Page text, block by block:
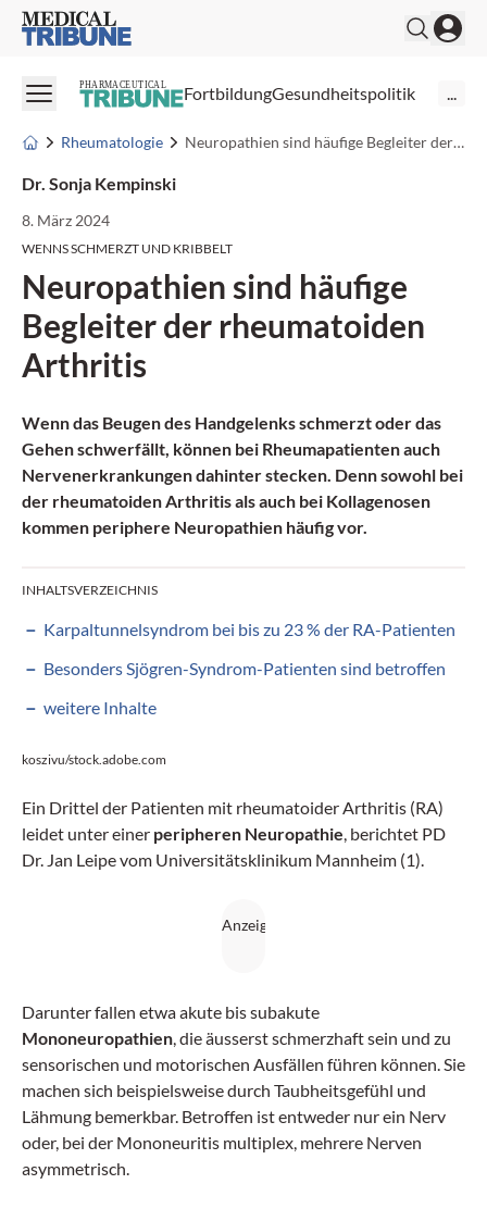
Medical Tribune
PHARMACEUTICAL FortbildungGesundheitspolitik ...
Rheumatologie Neuropathien sind häufige Begleiter der rheumatoiden Arthritis
Dr. Sonja Kempinski
8. März 2024
WENNS SCHMERZT UND KRIBBELT
Neuropathien sind häufige
Begleiter der rheumatoiden
Arthritis
Wenn das Beugen des Handgelenks ­schmerzt oder das
Gehen schwerfällt, können bei Rheuma­patienten auch
Nervenerkrankungen ­dahinter ­stecken. Denn sowohl bei
der rheuma­toiden ­Arthritis als auch bei Kollagenosen
kommen ­periphere Neuropa­thien häufig vor.
INHALTSVERZEICHNIS
Karpaltunnelsyndrom bei bis zu 23 % der RA-Patienten
Besonders Sjögren-Syndrom-Patienten sind betroffen
weitere Inhalte
koszivu/stock.adobe.com
Ein Drittel der Patienten mit rheumatoider Arthritis (RA)
leidet unter einer peripheren Neuropathie , berichtet PD
Dr. Jan Leipe vom Universitätsklinikum Mannheim (1).
Darunter fallen etwa akute bis subakute
Mononeuropathien , die äusserst schmerzhaft sein und zu
sensorischen und motorischen Ausfällen führen können. Sie
machen sich beispielsweise durch Taubheitsgefühl und
Lähmung bemerkbar. Betroffen ist entweder nur ein Nerv
oder, bei der Mononeuritis multiplex, mehrere Nerven
asymmetrisch.